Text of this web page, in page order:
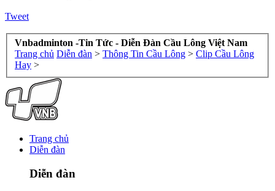
Tweet
Vnbadminton -Tin Tức - Diễn Đàn Cầu Lông Việt Nam
Trang chủ Diễn đàn > Thông Tin Cầu Lông > Clip Cầu Lông
Hay >
Trang chủ
Diễn đàn
Diễn đàn